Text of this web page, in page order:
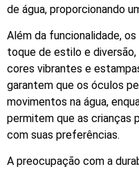
de água, proporcionando
Além da funcionalidade,
toque de estilo e
cores vibrantes e
garantem que os óculos
movimentos na água,
permitem que as crianças
com suas preferências.
A preocupação com a